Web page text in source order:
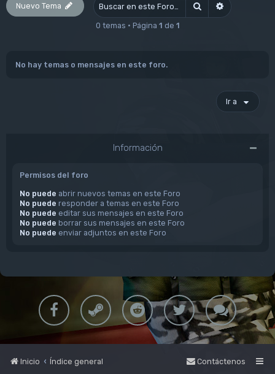
Nuevo Tema Buscar Búsqueda
0 temas • Página 1 de 1
No hay temas o mensajes en este foro.
Ir a
Información
Permisos del foro
No puede abrir nuevos temas en este Foro
No puede responder a temas en este Foro
No puede editar sus mensajes en este Foro
No puede borrar sus mensajes en este Foro
No puede enviar adjuntos en este Foro
Inicio Índice general Contáctenos